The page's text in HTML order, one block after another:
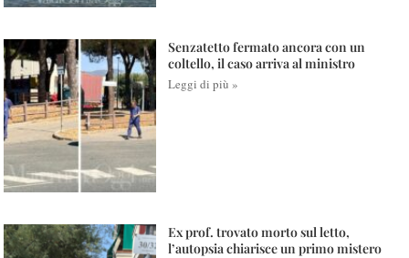
Senzatetto fermato ancora con un
coltello, il caso arriva al ministro
Leggi di più »
Ex prof. trovato morto sul letto,
l’autopsia chiarisce un primo mistero